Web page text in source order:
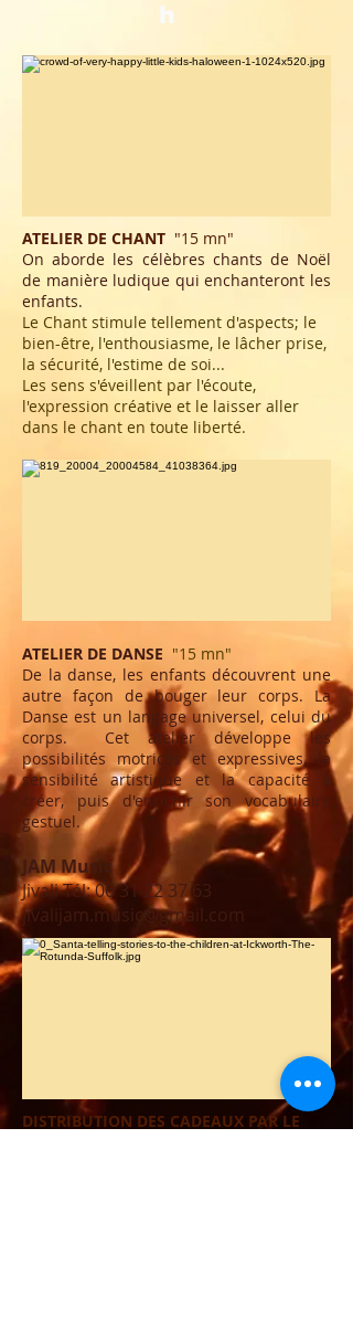
h
ATELIER DE CHANT "15 mn"
On aborde les célèbres chants de Noël
de manière ludique qui enchanteront les
enfants.
Le Chant stimule tellement d'aspects; le
bien-être, l'enthousiasme, le lâcher prise,
la sécurité, l'estime de soi...
Les sens s'éveillent par l'écoute,
l'expression créative et le laisser aller
dans le chant en toute liberté.
ATELIER DE DANSE "15 mn"
De la danse, les enfants découvrent une
autre façon de bouger leur corps. La
Danse est un langage universel, celui du
corps. Cet atelier développe les
possibilités motrices et expressives, la
sensibilité artistique et la capacité à
créer, puis d'enrichir son vocabulaire
gestuel.
JAM Music
Jivali Tél:06 31 22 37 63
jivalijam.music@gmail.com
DISTRIBUTION DES CADEAUX PAR LE